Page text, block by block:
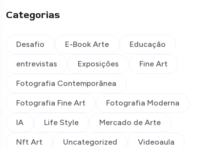
Categorias
Desafio E-Book Arte Educação
entrevistas Exposições Fine Art
Fotografia Contemporânea
Fotografia Fine Art Fotografia Moderna
IA Life Style Mercado de Arte
Nft Art Uncategorized Videoaula